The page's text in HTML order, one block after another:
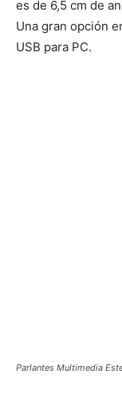
es de 6,5 cm de
Una gran opción
USB para PC.
Parlantes Multimedia